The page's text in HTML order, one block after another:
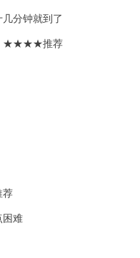
分钟就到了
）★★★★推荐
荐
困难